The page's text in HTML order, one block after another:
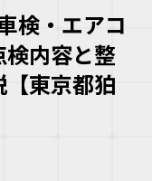
検・エアコ
内容と整
東京都狛